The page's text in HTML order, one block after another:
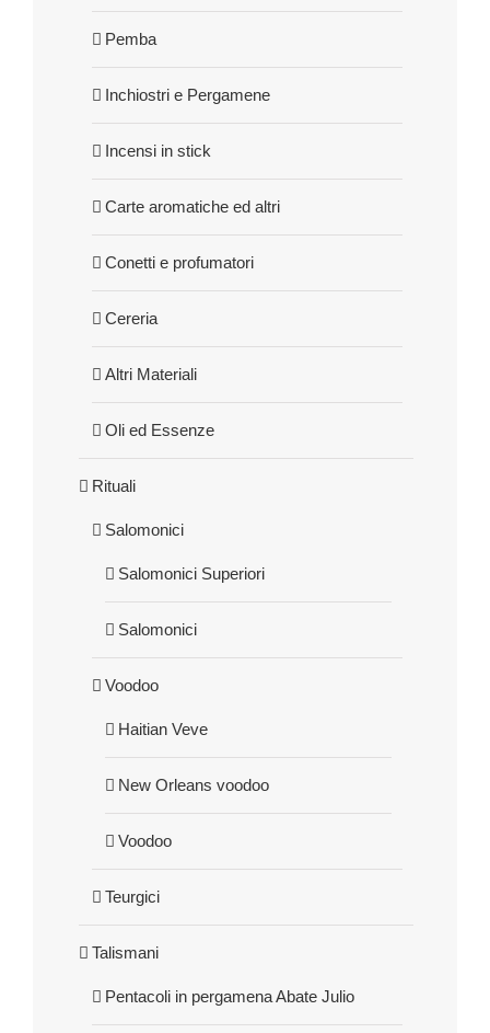
Pemba
Inchiostri e Pergamene
Incensi in stick
Carte aromatiche ed altri
Conetti e profumatori
Cereria
Altri Materiali
Oli ed Essenze
Rituali
Salomonici
Salomonici Superiori
Salomonici
Voodoo
Haitian Veve
New Orleans voodoo
Voodoo
Teurgici
Talismani
Pentacoli in pergamena Abate Julio